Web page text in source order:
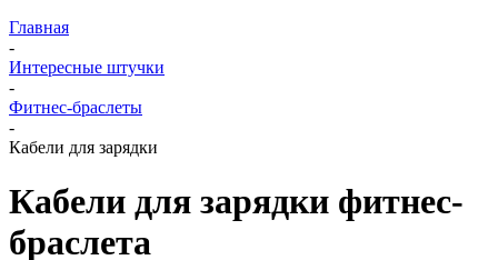
Главная
-
Интересные штучки
-
Фитнес-браслеты
-
Кабели для зарядки
Кабели для зарядки фитнес-
браслета